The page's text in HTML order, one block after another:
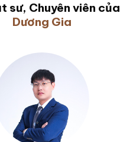
sư, Chuyên viên của
Dương Gia